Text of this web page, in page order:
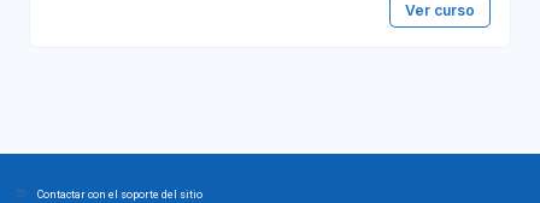
Ver curso
Contactar con el soporte del sitio